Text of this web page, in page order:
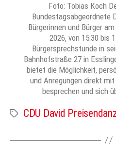
Foto: Tobias Koch
Bundestagsabgeordnete
Bürgerinnen und Bürger
2026, von 15:30 bis
Bürgersprechstunde in
Bahnhofstraße 27 in
bietet die Möglichkeit,
und Anregungen direkt
besprechen und sich
Schlagwörter
CDU David